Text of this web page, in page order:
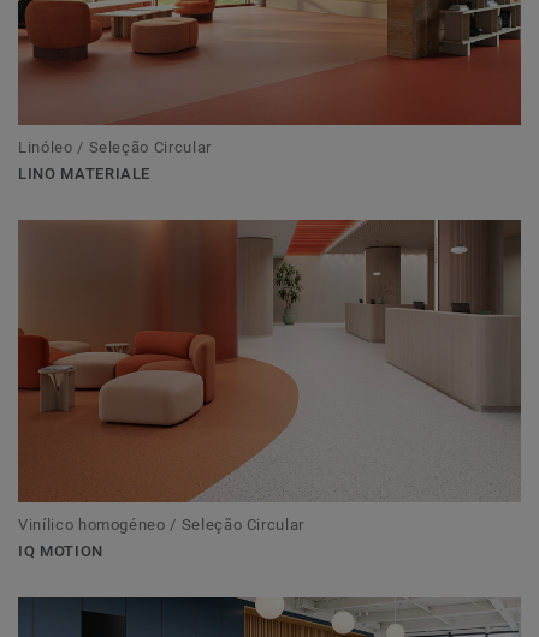
Linóleo / Seleção Circular
LINO MATERIALE
Vinílico homogéneo / Seleção Circular
IQ MOTION